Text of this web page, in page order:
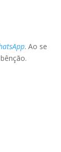
. Ao se